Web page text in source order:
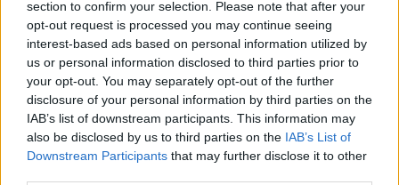
section to confirm your selection. Please note that after your
opt-out request is processed you may continue seeing
interest-based ads based on personal information utilized by
us or personal information disclosed to third parties prior to
your opt-out. You may separately opt-out of the further
disclosure of your personal information by third parties on the
IAB’s list of downstream participants. This information may
also be disclosed by us to third parties on the IAB’s List of
Downstream Participants that may further disclose it to other
SALTUM: Den første stadionkoncert på Nols
Stadion blev en kæmpe succes.
Nu er koncertudvalget hædret med Nols Ridder-
ordenen, og samtidig er Saltum Sommerkoncert
2027 blevet offentliggjort.
Det skriver Saltum IF i en pressemeddelelse.